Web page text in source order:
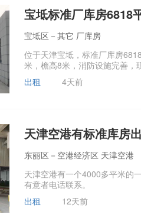
宝坻标准厂库房6818
宝坻区－其它 厂库房
位于天津宝坻，标准厂库房
米，檐高8米，消防设施完善，
出租
4天前
天津空港有标准库房
东丽区－空港经济区 天津空港
天津空港有一个4000多平米的
有意者电话联系
出租
12天前